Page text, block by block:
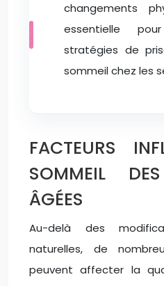
changements
essentielle
stratégies de
sommeil chez les
FACTEURS
SOMMEIL
ÂGÉES
Au-delà des
naturelles, de
peuvent affecter la